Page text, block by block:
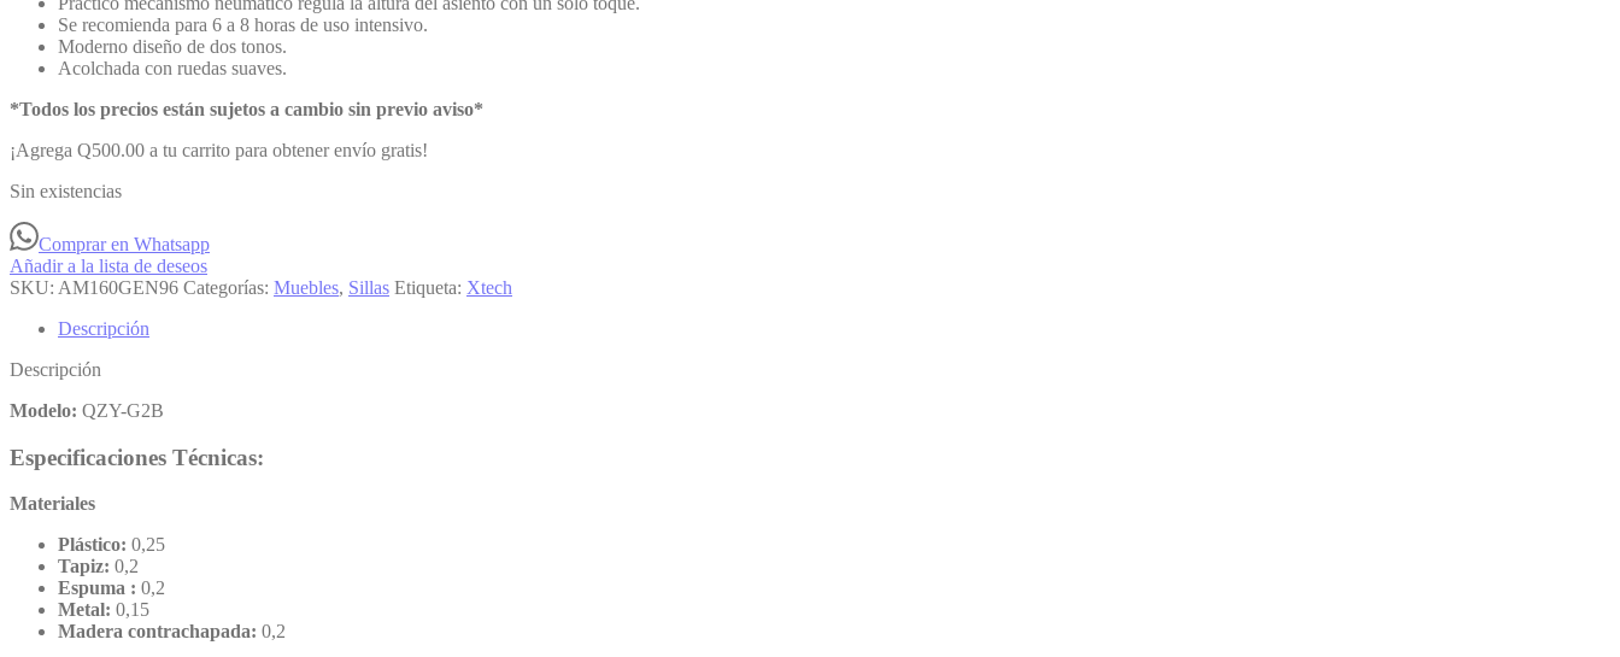
Se recomienda para 6 a 8 horas de uso intensivo.
Moderno diseño de dos tonos.
Acolchada con ruedas suaves.
*Todos los precios están sujetos a cambio sin previo aviso*
¡Agrega Q500.00 a tu carrito para obtener envío gratis!
Sin existencias
Comprar en Whatsapp
Añadir a la lista de deseos
SKU: AM160GEN96 Categorías: Muebles, Sillas Etiqueta: Xtech
Descripción
Descripción
Modelo: QZY-G2B
Especificaciones Técnicas:
Materiales
Plástico: 0,25
Tapiz: 0,2
Espuma : 0,2
Metal: 0,15
Madera contrachapada: 0,2